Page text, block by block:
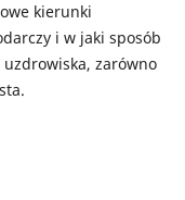
kierunki
i w jaki sposób
uzdrowiska, zarówno